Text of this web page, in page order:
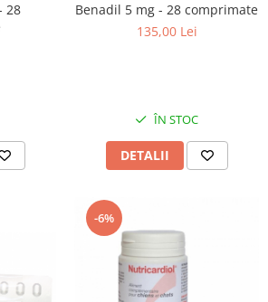
28
Benadil 5 mg - 28 comprimate
135,00 Lei
ÎN STOC
DETALII
-6%